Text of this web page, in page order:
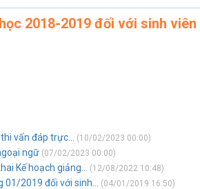
2018-2019 đối với sinh viên
vấn đáp trực... (10/02/2023 00:00)
ngữ (07/02/2023 00:00)
Kế hoạch giảng... (12/08/2022 10:48)
2019 đối với sinh... (04/01/2019 16:50)